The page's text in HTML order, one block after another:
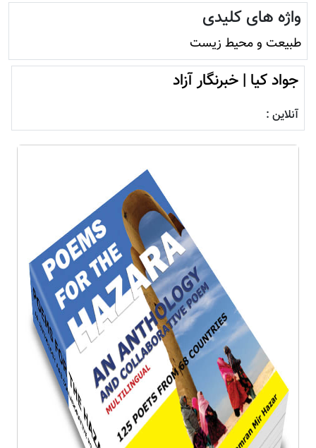
واژه های کلیدی
طبیعت و محيط زيست
جواد کیا | خبرنگار آزاد
آنلاین :